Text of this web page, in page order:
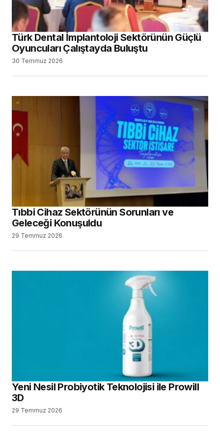
Türk Dental İmplantoloji Sektörünün Güçlü
Oyuncuları Çalıştayda Buluştu
30 Temmuz 2026
Tıbbi Cihaz Sektörünün Sorunları ve
Geleceği Konuşuldu
29 Temmuz 2026
Yeni Nesil Probiyotik Teknolojisi ile Prowill
3D
29 Temmuz 2026